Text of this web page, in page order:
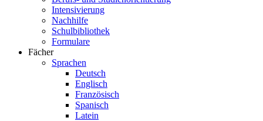
Intensivierung
Nachhilfe
Schulbibliothek
Formulare
Fächer
Sprachen
Deutsch
Englisch
Französisch
Spanisch
Latein